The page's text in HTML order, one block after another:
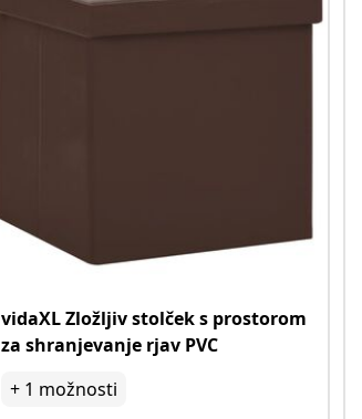
vidaXL Zložljiv stolček s prostorom
za shranjevanje rjav PVC
+ 1 možnosti